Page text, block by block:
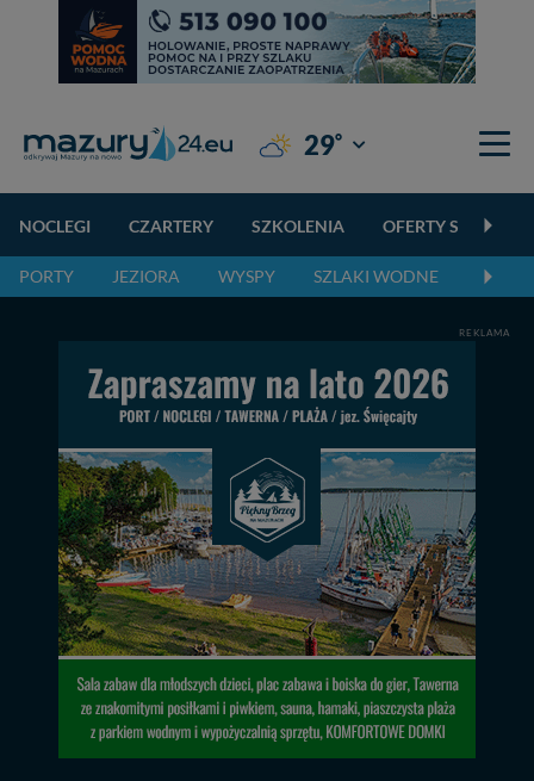
29° Giżycko
NOCLEGI CZARTERY SZKOLENIA OFERTY
PORTY JEZIORA WYSPY SZLAKI WODNE
REKLAMA